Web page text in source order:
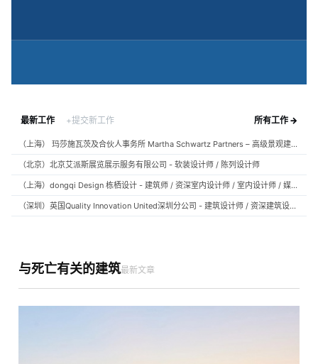
最新工作 +提交新工作 所有工作 →
（上海） 玛莎施瓦茨及合伙人事务所 Martha Schwartz Partners – 高级景观建筑师 Senior Landscape Designer / 景观建筑师 Landscape Designer
（北京）北京艾派斯展览展示服务有限公司 - 软装设计师 / 陈列设计师
（上海）dongqi Design 栋栖设计 - 建筑师 / 资深室内设计师 / 室内设计师 / 媒体及公共关系主管 / 设计实习生（常年招聘）
（深圳）英国Quality Innovation United深圳分公司 - 建筑设计师 / 资深建筑设计师 / 室内设计师 / 设计实习生
与死亡有关的建筑最新文章